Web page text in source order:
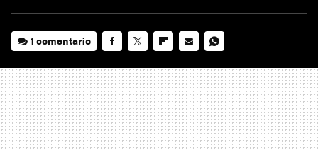
1 comentario
MAIL